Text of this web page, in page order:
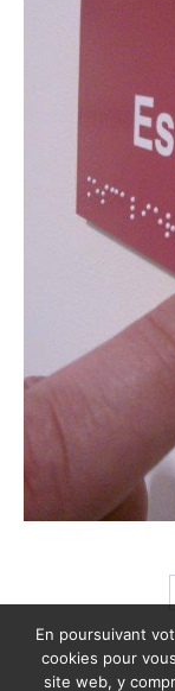
En poursuivant
cookies pour
site web, y